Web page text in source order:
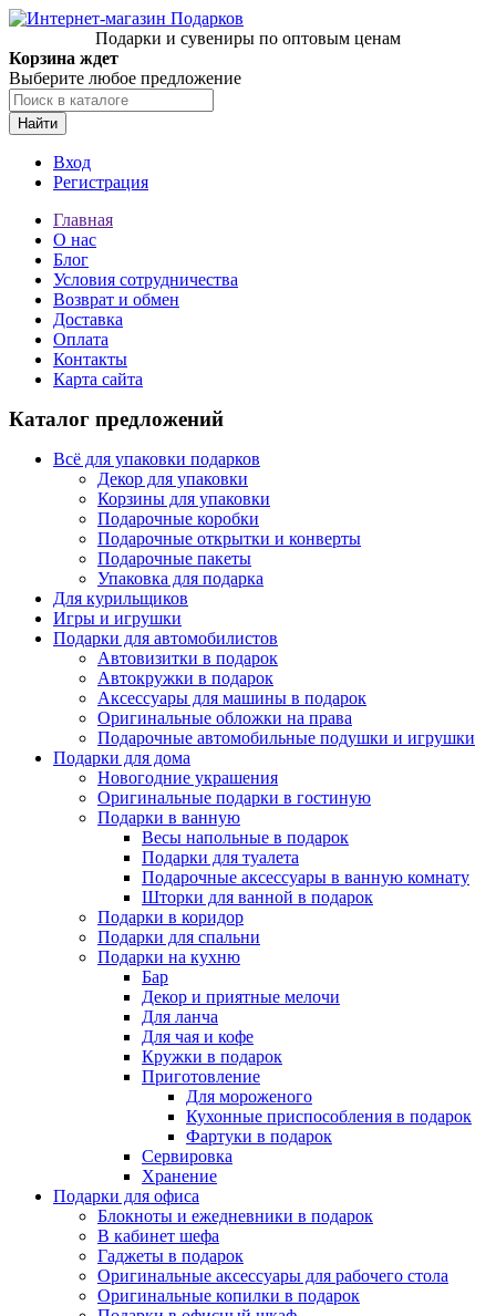
Подарки и сувениры по оптовым ценам
Корзина ждет
Выберите любое предложение
Найти
Вход
Регистрация
Главная
О нас
Блог
Условия сотрудничества
Возврат и обмен
Доставка
Оплата
Контакты
Карта сайта
Каталог предложений
Всё для упаковки подарков
Декор для упаковки
Корзины для упаковки
Подарочные коробки
Подарочные открытки и конверты
Подарочные пакеты
Упаковка для подарка
Для курильщиков
Игры и игрушки
Подарки для автомобилистов
Автовизитки в подарок
Автокружки в подарок
Аксессуары для машины в подарок
Оригинальные обложки на права
Подарочные автомобильные подушки и игрушки
Подарки для дома
Новогодние украшения
Оригинальные подарки в гостиную
Подарки в ванную
Весы напольные в подарок
Подарки для туалета
Подарочные аксессуары в ванную комнату
Шторки для ванной в подарок
Подарки в коридор
Подарки для спальни
Подарки на кухню
Бар
Декор и приятные мелочи
Для ланча
Для чая и кофе
Кружки в подарок
Приготовление
Для мороженого
Кухонные приспособления в подарок
Фартуки в подарок
Сервировка
Хранение
Подарки для офиса
Блокноты и ежедневники в подарок
В кабинет шефа
Гаджеты в подарок
Оригинальные аксессуары для рабочего стола
Оригинальные копилки в подарок